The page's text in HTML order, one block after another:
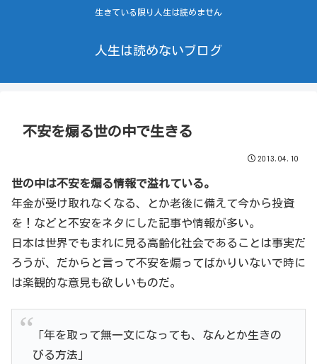
生きている限り人生は読めません
人生は読めないブログ
不安を煽る世の中で生きる
2013.04.10
世の中は不安を煽る情報で溢れている。
年金が受け取れなくなる、とか老後に備えて今から投資
を！などと不安をネタにした記事や情報が多い。
日本は世界でもまれに見る高齢化社会であることは事実だ
ろうが、だからと言って不安を煽ってばかりいないで時に
は楽観的な意見も欲しいものだ。
「年を取って無一文になっても、なんとか生きの
びる方法」